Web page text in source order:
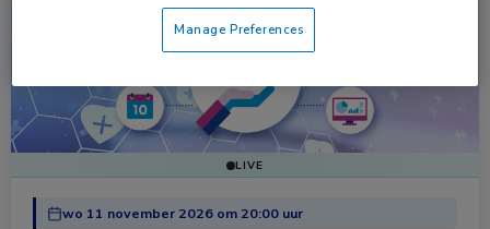
LIVE
wo 11 november 2026 om 20:00 uur
Manage Preferences